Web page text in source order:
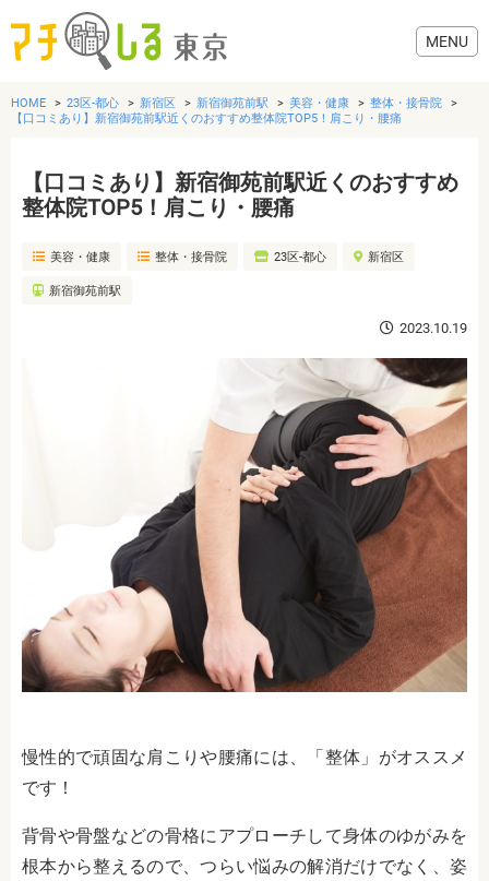
グルメ
美容・健康
HOME 23区-都心 新宿区 新宿御苑前駅 美容・健康
整体・接骨院
【口コミあり】新宿御苑前駅近くのおすすめ整体院TOP5！肩こり・腰痛
【口コミあり】新宿御苑前駅近くのおすすめ
整体院TOP5！肩こり・腰痛
美容・健康 整体・接骨院 23区-都心 新宿区
新宿御苑前駅
2023.10.19
慢性的で頑固な肩こりや腰痛には、「整体」がオススメ
です！
背骨や骨盤などの骨格にアプローチして身体のゆがみを
根本から整えるので、つらい悩みの解消だけでなく、姿